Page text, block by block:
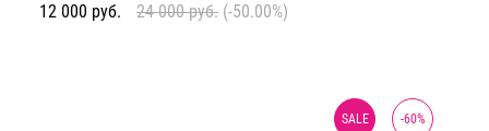
12 000 руб. 24 000 руб. (-50.00%)
-60%
SALE